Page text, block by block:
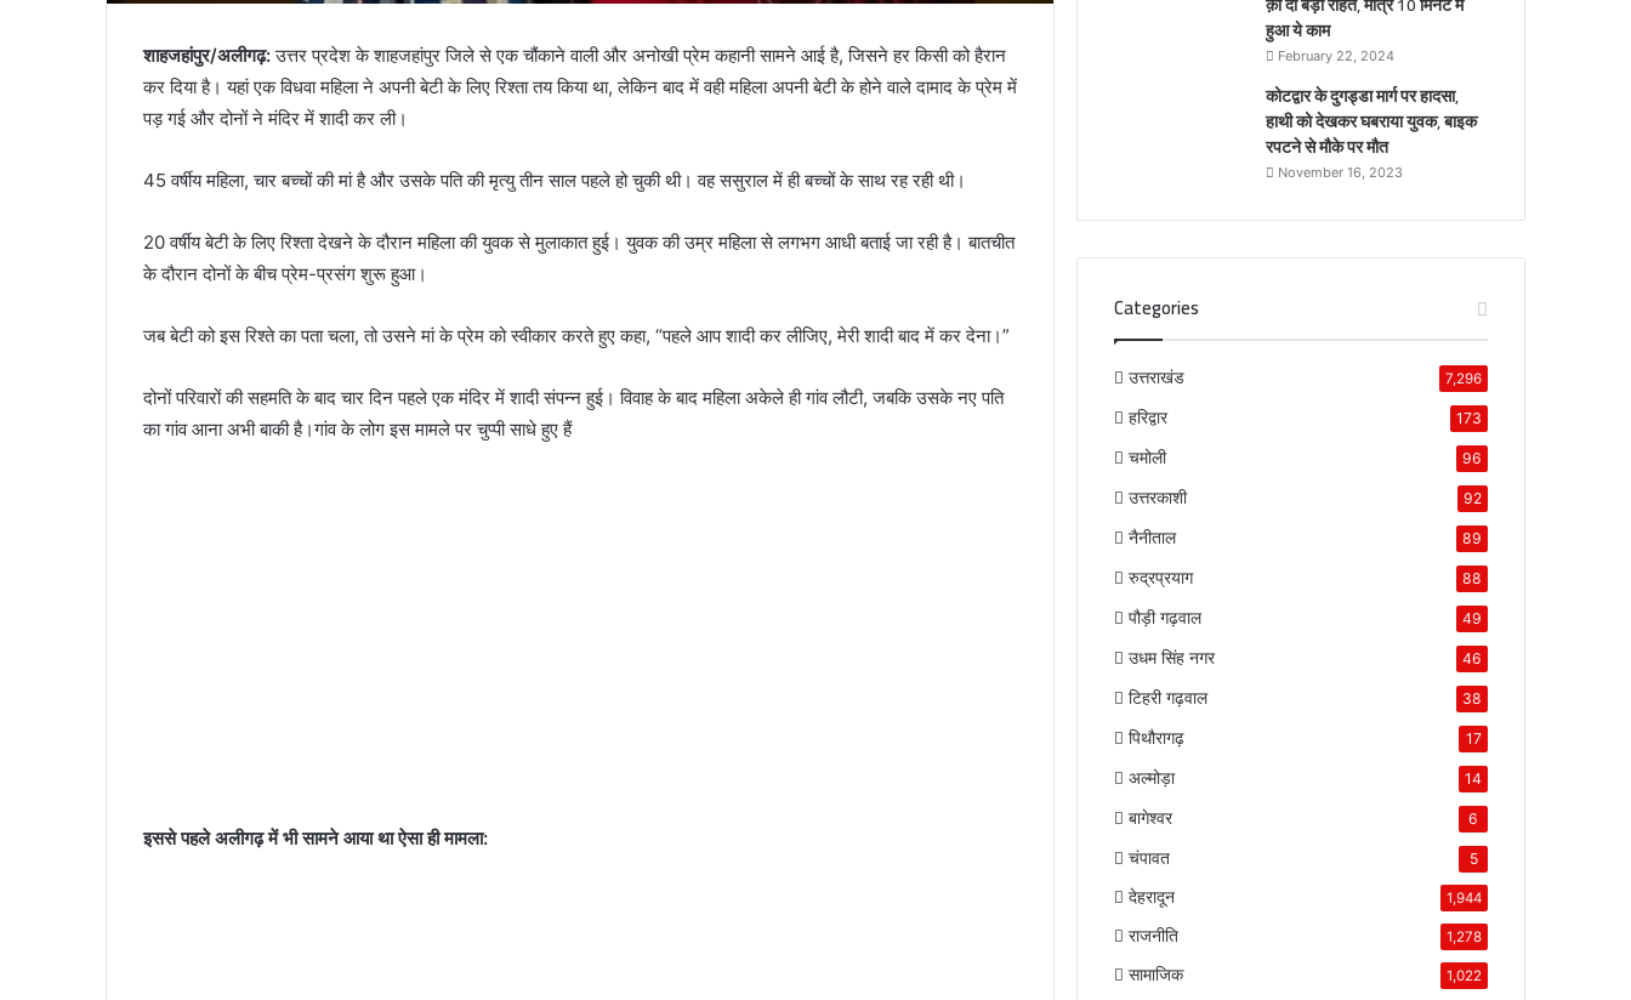
शाहजहांपुर/अलीगढ़:उत्तर प्रदेश के शाहजहांपुर जिले से एक चौंकाने वाली और अनोखी प्रेम कहानी सामने आई है, जिसने हर किसी को हैरान
कर दिया है। यहां एक विधवा महिला ने अपनी बेटी के लिए रिश्ता तय किया था, लेकिन बाद में वही महिला अपनी बेटी के होने वाले दामाद के प्रेम में
पड़ गई और दोनों ने मंदिर में शादी कर ली।
45 वर्षीय महिला, चार बच्चों की मां है और उसके पति की मृत्यु तीन साल पहले हो चुकी थी। वह ससुराल में ही बच्चों के साथ रह रही थी।
20 वर्षीय बेटी के लिए रिश्ता देखने के दौरान महिला की युवक से मुलाकात हुई। युवक की उम्र महिला से लगभग आधी बताई जा रही है। बातचीत
के दौरान दोनों के बीच प्रेम-प्रसंग शुरू हुआ।
जब बेटी को इस रिश्ते का पता चला, तो उसने मां के प्रेम को स्वीकार करते हुए कहा, “पहले आप शादी कर लीजिए, मेरी शादी बाद में कर देना।”
दोनों परिवारों की सहमति के बाद चार दिन पहले एक मंदिर में शादी संपन्न हुई। विवाह के बाद महिला अकेले ही गांव लौटी, जबकि उसके नए पति
का गांव आना अभी बाकी है।गांव के लोग इस मामले पर चुप्पी साधे हुए हैं
इससे पहले अलीगढ़ में भी सामने आया था ऐसा ही मामला:
हुआ ये काम
February 22, 2024
कोटद्वार के दुगड्डा मार्ग पर हादसा,
हाथी को देखकर घबराया युवक, बाइक
रपटने से मौके पर मौत
November 16, 2023
Categories
उत्तराखंड 7,296
हरिद्वार 173
चमोली 96
उत्तरकाशी 92
नैनीताल 89
रुद्रप्रयाग 88
पौड़ी गढ़वाल 49
उधम सिंह नगर 46
टिहरी गढ़वाल 38
पिथौरागढ़ 17
अल्मोड़ा 14
बागेश्वर 6
चंपावत 5
देहरादून 1,944
राजनीति 1,278
सामाजिक 1,022